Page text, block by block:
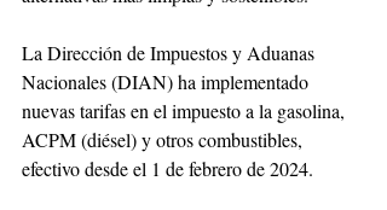
La Dirección de Impuestos y Aduanas
Nacionales (DIAN) ha implementado
nuevas tarifas en el impuesto a la gasolina,
ACPM (diésel) y otros combustibles,
efectivo desde el 1 de febrero de 2024.